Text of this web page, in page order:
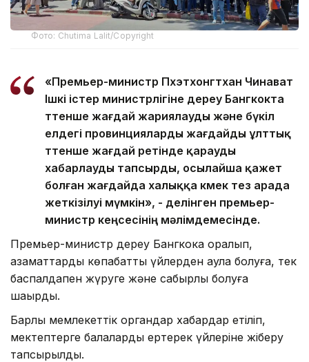
Фото: Chutima Lalit/Copyright
«Премьер-министр Пхэтхонгтхан Чинават
Ішкі істер министрлігіне дереу Бангкокта
төтенше жағдай жариялауды және бүкіл
елдегі провинцияларды жағдайды ұлттық
төтенше жағдай ретінде қарауды
хабарлауды тапсырды, осылайша қажет
болған жағдайда халыққа көмек тез арада
жеткізілуі мүмкін», - делінген премьер-
министр кеңсесінің мәлімдемесінде.
Премьер-министр дереу Бангкокқа оралып,
азаматтарды көпқабатты үйлерден аулақ болуға, тек
баспалдақпен жүруге және сабырлы болуға
шақырды.
Барлық мемлекеттік органдар хабардар етіліп,
мектептерге балаларды ертерек үйлеріне жіберу
тапсырылды.